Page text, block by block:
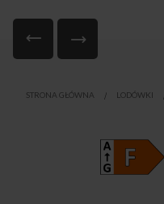
początek
STRONA GŁÓWNA LODÓWKI